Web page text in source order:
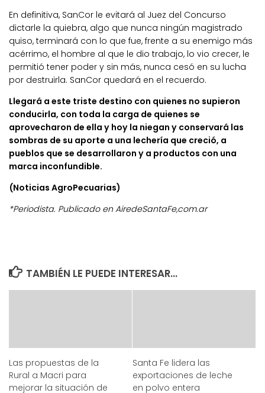
En definitiva, SanCor le evitará al Juez del Concurso
dictarle la quiebra, algo que nunca ningún magistrado
quiso, terminará con lo que fue, frente a su enemigo más
acérrimo, el hombre al que le dio trabajo, lo vio crecer, le
permitió tener poder y sin más, nunca cesó en su lucha
por destruirla. SanCor quedará en el recuerdo.
Llegará a este triste destino con quienes no supieron
conducirla, con toda la carga de quienes se
aprovecharon de ella y hoy la niegan y conservará las
sombras de su aporte a una lechería que creció, a
pueblos que se desarrollaron y a productos con una
marca inconfundible.
(Noticias AgroPecuarias)
*Periodista. Publicado en AiredeSantaFe,com.ar
TAMBIÉN LE PUEDE INTERESAR...
Las propuestas de la
Rural a Macri para
mejorar la situación de
Santa Fe lidera las
exportaciones de leche
en polvo entera